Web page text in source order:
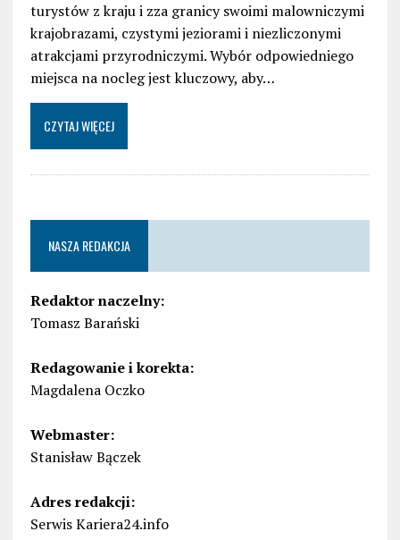
turystów z kraju i zza granicy swoimi malowniczymi
krajobrazami, czystymi jeziorami i niezliczonymi
atrakcjami przyrodniczymi. Wybór odpowiedniego
miejsca na nocleg jest kluczowy, aby…
CZYTAJ WIĘCEJ
NASZA REDAKCJA
Redaktor naczelny:
Tomasz Barański
Redagowanie i korekta:
Magdalena Oczko
Webmaster:
Stanisław Bączek
Adres redakcji:
Serwis Kariera24.info